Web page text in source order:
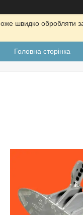
швидко обробляти
Головна сторінка